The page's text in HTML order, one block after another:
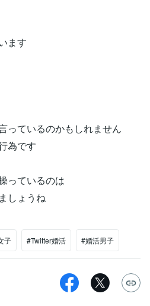
ます
っているのかもしれません
為です
っているのは
しょうね
子 #Twitter婚活 #婚活男子